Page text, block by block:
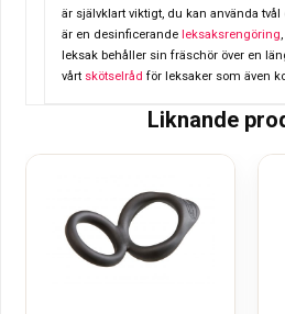
är självklart viktigt, du kan använda tvål
är en desinficerande leksaksrengöring
leksak behåller sin fräschör över en
vårt skötselråd för leksaker som även
Liknande